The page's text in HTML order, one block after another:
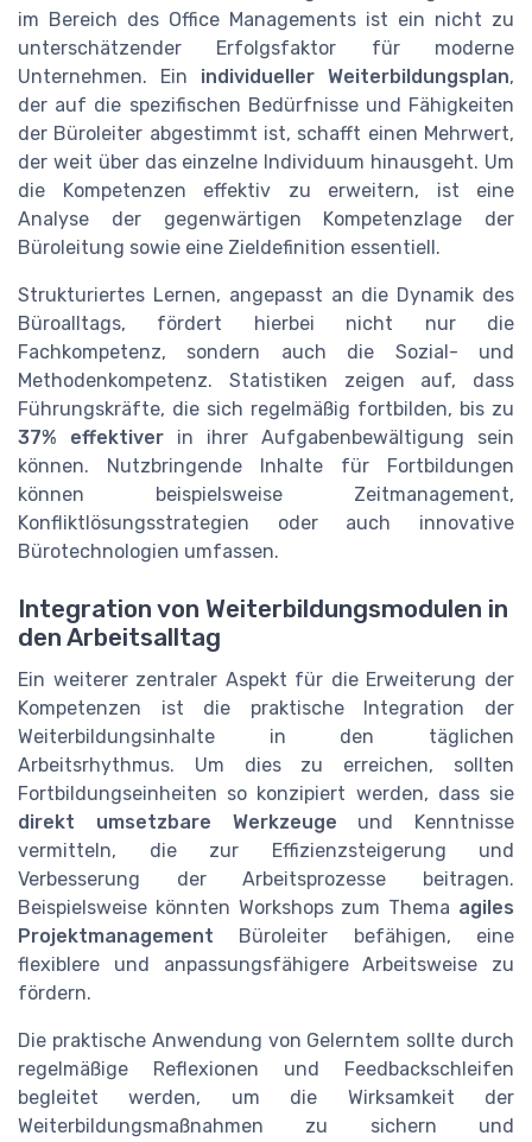
im Bereich des Office Managements ist ein nicht zu
unterschätzender Erfolgsfaktor für moderne
Unternehmen. Ein individueller Weiterbildungsplan,
der auf die spezifischen Bedürfnisse und Fähigkeiten
der Büroleiter abgestimmt ist, schafft einen Mehrwert,
der weit über das einzelne Individuum hinausgeht. Um
die Kompetenzen effektiv zu erweitern, ist eine
Analyse der gegenwärtigen Kompetenzlage der
Büroleitung sowie eine Zieldefinition essentiell.
Strukturiertes Lernen, angepasst an die Dynamik des
Büroalltags, fördert hierbei nicht nur die
Fachkompetenz, sondern auch die Sozial- und
Methodenkompetenz. Statistiken zeigen auf, dass
Führungskräfte, die sich regelmäßig fortbilden, bis zu
37% effektiver in ihrer Aufgabenbewältigung sein
können. Nutzbringende Inhalte für Fortbildungen
können beispielsweise Zeitmanagement,
Konfliktlösungsstrategien oder auch innovative
Bürotechnologien umfassen.
Integration von Weiterbildungsmodulen in
den Arbeitsalltag
Ein weiterer zentraler Aspekt für die Erweiterung der
Kompetenzen ist die praktische Integration der
Weiterbildungsinhalte in den täglichen
Arbeitsrhythmus. Um dies zu erreichen, sollten
Fortbildungseinheiten so konzipiert werden, dass sie
direkt umsetzbare Werkzeuge und Kenntnisse
vermitteln, die zur Effizienzsteigerung und
Verbesserung der Arbeitsprozesse beitragen.
Beispielsweise könnten Workshops zum Thema agiles
Projektmanagement Büroleiter befähigen, eine
flexiblere und anpassungsfähigere Arbeitsweise zu
fördern.
Die praktische Anwendung von Gelerntem sollte durch
regelmäßige Reflexionen und Feedbackschleifen
begleitet werden, um die Wirksamkeit der
Weiterbildungsmaßnahmen zu sichern und